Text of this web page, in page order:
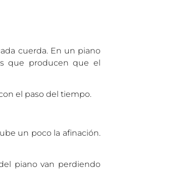
cuerda. En un piano
que producen que el
el paso del tiempo.
un poco la afinación.
piano van perdiendo